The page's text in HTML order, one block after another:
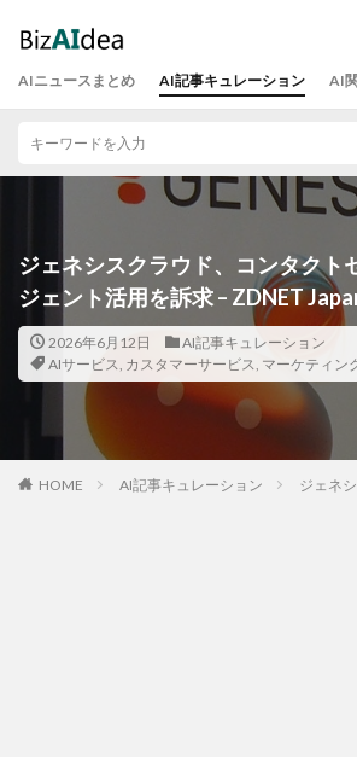
AIニュースまとめ AI記事キュレーション AI
ジェネシスクラウド、コンタクト
ジェント活用を訴求 – ZDNET
2026年6月12日
AI記事キュレーション
AIサービス, カスタマーサービス, マーケティン
HOME AI記事キュレーション ジェネ